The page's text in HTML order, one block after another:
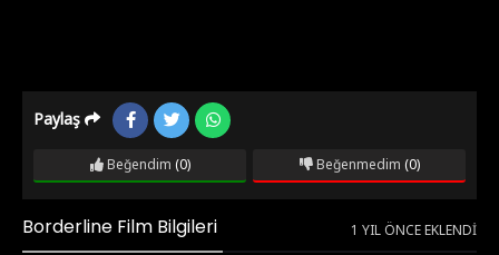
Paylaş
Beğendim (0) Beğenmedim (0)
Borderline Film Bilgileri 1 YIL ÖNCE EKLENDI